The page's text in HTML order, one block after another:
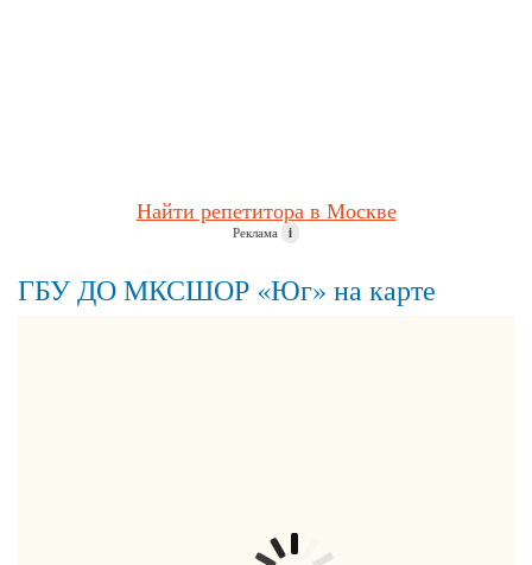
Найти репетитора в Москве
Реклама i
ГБУ ДО МКСШОР «Юг» на карте